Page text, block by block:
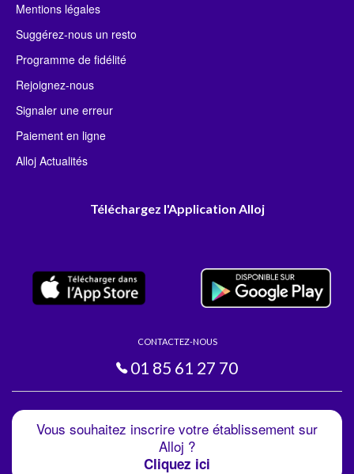
Mentions légales
Suggérez-nous un resto
Programme de fidélité
Rejoignez-nous
Signaler une erreur
Paiement en ligne
Alloj Actualités
Téléchargez l'Application Alloj
CONTACTEZ-NOUS
01 85 61 27 70
Vous souhaitez inscrire votre établissement sur
Alloj ?
Cliquez ici